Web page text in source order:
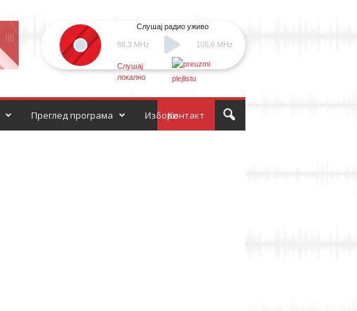
88,3 MHz
Слушај радио уживо
105,6 MHz
Слушај
локално
Контакт
Преглед програма Избори